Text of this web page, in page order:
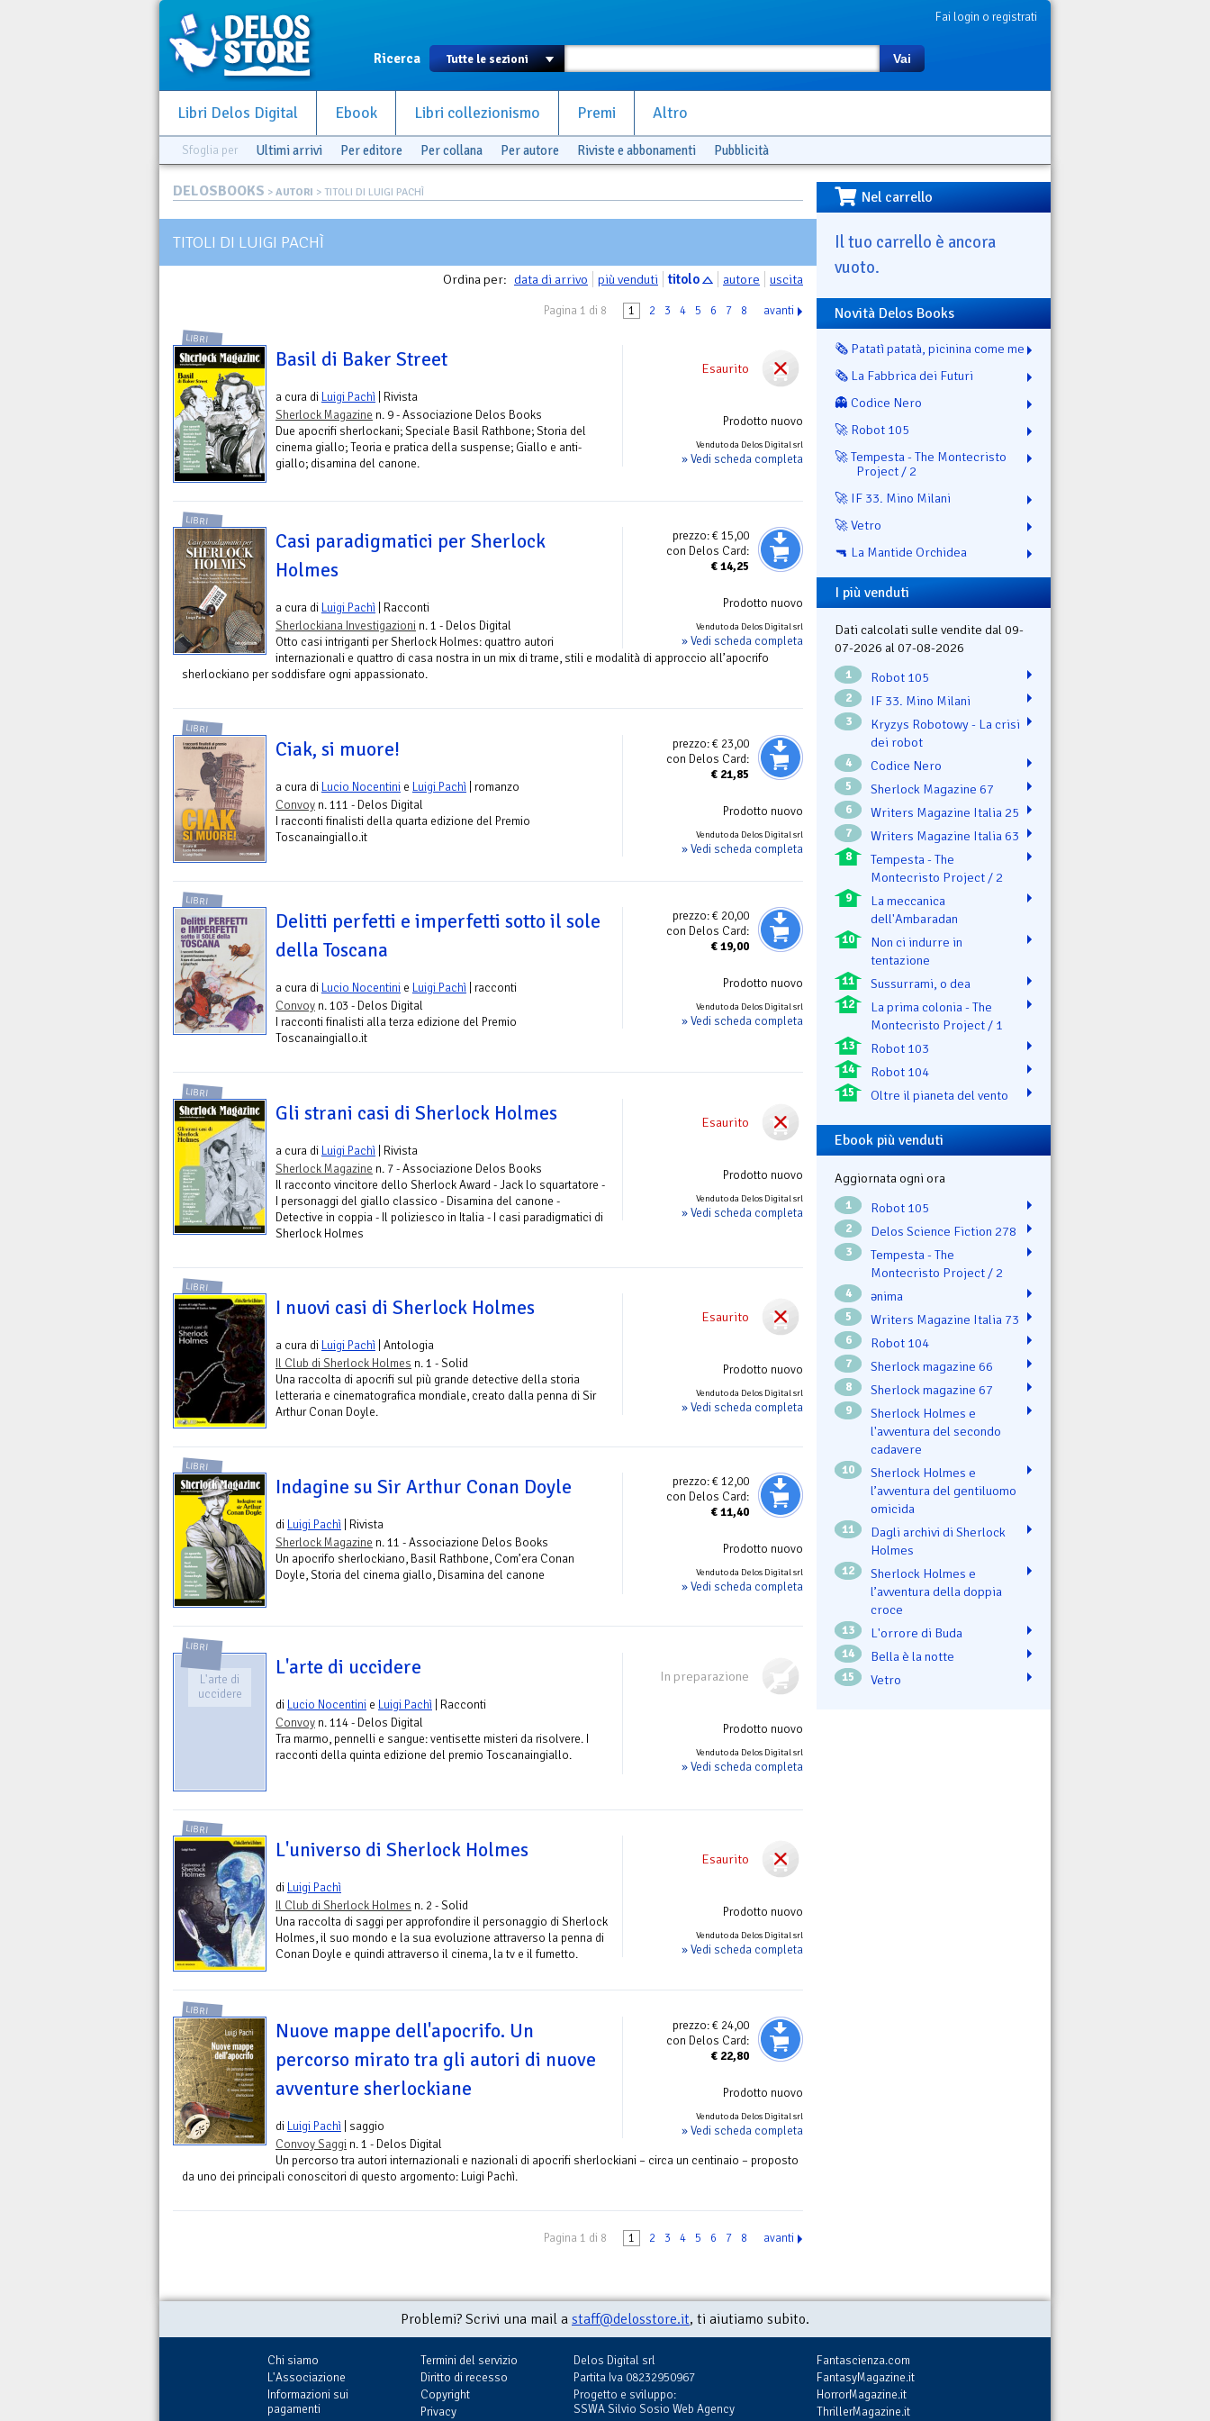
Fai login o registrati
Ricerca Vai
Libri Delos Digital Ebook Libri collezionismo Premi Altro
Sfoglia per Ultimi arrivi Per editore Per collana Per autore Riviste e abbonamenti Pubblicità
DELOSBOOKS > AUTORI > TITOLI DI LUIGI PACHÌ
TITOLI DI LUIGI PACHÌ
Ordina per: data di arrivo più venduti titolo autore uscita
Pagina 1 di 8 1 2 3 4 5 6 7 8 avanti
Esaurito
Prodotto nuovo
Venduto da Delos Digital srl
» Vedi scheda completa
LIBRI
Basil di Baker Street
a cura di Luigi Pachì | Rivista
Sherlock Magazine n. 9 - Associazione Delos Books
Due apocrifi sherlockani; Speciale Basil Rathbone; Storia del
cinema giallo; Teoria e pratica della suspense; Giallo e anti-
giallo; disamina del canone.
prezzo:€ 15,00
con Delos Card:
€14,25
Prodotto nuovo
Venduto da Delos Digital srl
» Vedi scheda completa
LIBRI
Casi paradigmatici per Sherlock
Holmes
a cura di Luigi Pachì | Racconti
Sherlockiana Investigazioni n. 1 - Delos Digital
Otto casi intriganti per Sherlock Holmes: quattro autori
internazionali e quattro di casa nostra in un mix di trame, stili e modalità di approccio all’apocrifo
sherlockiano per soddisfare ogni appassionato.
prezzo:€ 23,00
con Delos Card:
€ 21,85
Prodotto nuovo
Venduto da Delos Digital srl
» Vedi scheda completa
LIBRI
Ciak, si muore!
a cura di Lucio Nocentini e Luigi Pachì | romanzo
Convoy n. 111 - Delos Digital
I racconti finalisti della quarta edizione del Premio
Toscanaingiallo.it
prezzo:€ 20,00
con Delos Card:
€19,00
Prodotto nuovo
Venduto da Delos Digital srl
» Vedi scheda completa
LIBRI
Delitti perfetti e imperfetti sotto il sole
della Toscana
a cura di Lucio Nocentini e Luigi Pachì | racconti
Convoy n. 103 - Delos Digital
I racconti finalisti alla terza edizione del Premio
Toscanaingiallo.it
Esaurito
Prodotto nuovo
Venduto da Delos Digital srl
» Vedi scheda completa
LIBRI
Gli strani casi di Sherlock Holmes
a cura di Luigi Pachì | Rivista
Sherlock Magazine n. 7 - Associazione Delos Books
Il racconto vincitore dello Sherlock Award - Jack lo squartatore -
I personaggi del giallo classico - Disamina del canone -
Detective in coppia - Il poliziesco in Italia - I casi paradigmatici di
Sherlock Holmes
Esaurito
Prodotto nuovo
Venduto da Delos Digital srl
» Vedi scheda completa
LIBRI
I nuovi casi di Sherlock Holmes
a cura di Luigi Pachì | Antologia
Il Club di Sherlock Holmes n. 1 - Solid
Una raccolta di apocrifi sul più grande detective della storia
letteraria e cinematografica mondiale, creato dalla penna di Sir
Arthur Conan Doyle.
prezzo:€ 12,00
con Delos Card:
€11,40
Prodotto nuovo
Venduto da Delos Digital srl
» Vedi scheda completa
LIBRI
Indagine su Sir Arthur Conan Doyle
di Luigi Pachì | Rivista
Sherlock Magazine n. 11 - Associazione Delos Books
Un apocrifo sherlockiano, Basil Rathbone, Com’era Conan
Doyle, Storia del cinema giallo, Disamina del canone
In preparazione
Prodotto nuovo
Venduto da Delos Digital srl
» Vedi scheda completa
LIBRI
L'arte di
uccidere
L'arte di uccidere
di Lucio Nocentini e Luigi Pachì | Racconti
Convoy n. 114 - Delos Digital
Tra marmo, pennelli e sangue: ventisette misteri da risolvere. I
racconti della quinta edizione del premio Toscanaingiallo.
Esaurito
Prodotto nuovo
Venduto da Delos Digital srl
» Vedi scheda completa
LIBRI
L'universo di Sherlock Holmes
di Luigi Pachì
Il Club di Sherlock Holmes n. 2 - Solid
Una raccolta di saggi per approfondire il personaggio di Sherlock
Holmes, il suo mondo e la sua evoluzione attraverso la penna di
Conan Doyle e quindi attraverso il cinema, la tv e il fumetto.
prezzo:€ 24,00
con Delos Card:
€ 22,80
Prodotto nuovo
Venduto da Delos Digital srl
» Vedi scheda completa
LIBRI
Nuove mappe dell'apocrifo. Un
percorso mirato tra gli autori di nuove
avventure sherlockiane
di Luigi Pachì | saggio
Convoy Saggi n. 1 - Delos Digital
Un percorso tra autori internazionali e nazionali di apocrifi sherlockiani – circa un centinaio – proposto
da uno dei principali conoscitori di questo argomento: Luigi Pachì.
Pagina 1 di 8 1 2 3 4 5 6 7 8 avanti
Nel carrello
Il tuo carrello è ancora
vuoto.
Novità Delos Books
🗞️ Patatì patatà, picinina come me
🗞️ La Fabbrica dei Futuri
👻 Codice Nero
🚀 Robot 105
🚀 Tempesta - The Montecristo
Project / 2
🚀 IF 33. Mino Milani
🚀 Vetro
🔫 La Mantide Orchidea
I più venduti
Dati calcolati sulle vendite dal 09-
07-2026 al 07-08-2026
1 Robot 105
2 IF 33. Mino Milani
3
Kryzys Robotowy - La crisi
dei robot
4 Codice Nero
5 Sherlock Magazine 67
6 Writers Magazine Italia 25
7 Writers Magazine Italia 63
8
Tempesta - The
Montecristo Project / 2
9
La meccanica
dell'Ambaradan
10
Non ci indurre in
tentazione
11 Sussurrami, o dea
12
La prima colonia - The
Montecristo Project / 1
13 Robot 103
14 Robot 104
15 Oltre il pianeta del vento
Ebook più venduti
Aggiornata ogni ora
1 Robot 105
2 Delos Science Fiction 278
3
Tempesta - The
Montecristo Project / 2
4 ənima
5 Writers Magazine Italia 73
6 Robot 104
7 Sherlock magazine 66
8 Sherlock magazine 67
9
Sherlock Holmes e
l'avventura del secondo
cadavere
10
Sherlock Holmes e
l’avventura del gentiluomo
omicida
11
Dagli archivi di Sherlock
Holmes
12
Sherlock Holmes e
l’avventura della doppia
croce
13 L'orrore di Buda
14 Bella è la notte
15 Vetro
Problemi? Scrivi una mail a staff@delosstore.it, ti aiutiamo subito.
Chi siamo
L'Associazione
Informazioni sui
pagamenti
Termini del servizio
Diritto di recesso
Copyright
Privacy
Delos Digital srl
Partita Iva 08232950967
Progetto e sviluppo:
SSWA Silvio Sosio Web Agency
Fantascienza.com
FantasyMagazine.it
HorrorMagazine.it
ThrillerMagazine.it